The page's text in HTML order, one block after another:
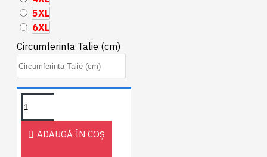
5XL
6XL
Circumferinta Talie (cm)
ADAUGĂ ÎN COŞ